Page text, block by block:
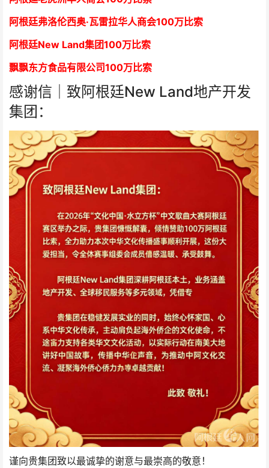
阿根廷弗洛伦西奥·瓦雷拉华人商会100万比索
阿根廷New Land集团100万比索
飘飘东方食品有限公司100万比索
感谢信｜致阿根廷New Land地产开发
集团：
谨向贵集团致以最诚挚的谢意与最崇高的敬意！